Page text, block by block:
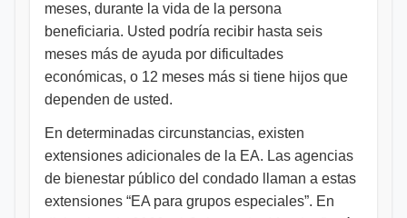
meses, durante la vida de la persona
beneficiaria. Usted podría recibir hasta seis
meses más de ayuda por dificultades
económicas, o 12 meses más si tiene hijos que
dependen de usted.
En determinadas circunstancias, existen
extensiones adicionales de la EA. Las agencias
de bienestar público del condado llaman a estas
extensiones “EA para grupos especiales”. En